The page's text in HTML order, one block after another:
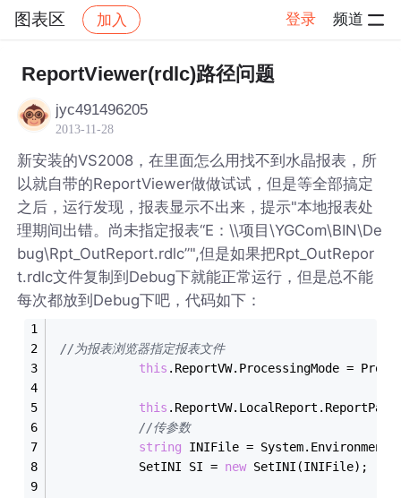
图表区 加入 登录 频道
社区 图表区 帖子详情
ReportViewer(rdlc)路径问题
jyc491496205
2013-11-28
新安装的VS2008，在里面怎么用找不到水晶报表，所
以就自带的ReportViewer做做试试，但是等全部搞定
之后，运行发现，报表显示不出来，提示"本地报表处
理期间出错。尚未指定报表“E：\\项目\YGCom\BIN\De
bug\Rpt_OutReport.rdlc”",但是如果把Rpt_OutRepor
t.rdlc文件复制到Debug下就能正常运行，但是总不能
每次都放到Debug下吧，代码如下：
//为报表浏览器指定报表文件
this .ReportVW.ProcessingMode =
this
//传参数
string INIFile =
            SetINI SI =
new SetINI(INIFile);